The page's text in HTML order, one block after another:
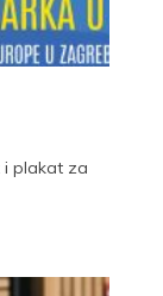
i plakat za